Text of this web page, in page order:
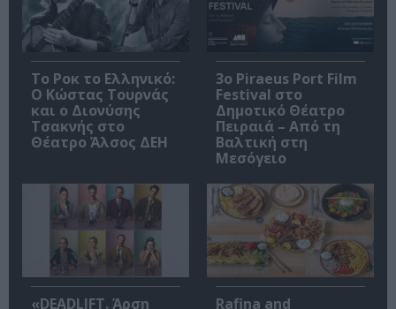
Το Ροκ το Ελληνικό:
Ο Κώστας Τουρνάς
και ο Διονύσης
Τσακνής στο
Θέατρο Άλσος ΔΕΗ
3o Piraeus Port Film
Festival στο
Δημοτικό Θέατρο
Πειραιά – Από τη
Βαλτική στη
Μεσόγειο
«DEADLIFT. Άρση
Rafina and